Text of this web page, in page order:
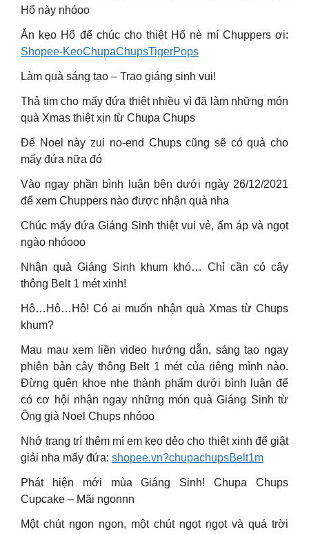
Hổ này nhóoo
Ăn kẹo Hổ để chúc cho thiệt Hổ nè mí Chuppers ơi:
Shopee-KeoChupaChupsTigerPops
Làm quà sáng tạo – Trao giáng sinh vui!
Thả tim cho mấy đứa thiệt nhiều vì đã làm những món
quà Xmas thiệt xịn từ Chupa Chups
Để Noel này zui no-end Chups cũng sẽ có quà cho
mấy đứa nữa đó
Vào ngay phần bình luận bên dưới ngày 26/12/2021
để xem Chuppers nào được nhận quà nha
Chúc mấy đứa Giáng Sinh thiệt vui vẻ, ấm áp và ngọt
ngào nhóooo
Nhận quà Giáng Sinh khum khó… Chỉ cần có cây
thông Belt 1 mét xinh!
Hô…Hô…Hô! Có ai muốn nhận quà Xmas từ Chups
khum?
Mau mau xem liền video hướng dẫn, sáng tạo ngay
phiên bản cây thông Belt 1 mét của riêng mình nào.
Đừng quên khoe nhẹ thành phẩm dưới bình luận để
có cơ hội nhận ngay những món quà Giáng Sinh từ
Ông già Noel Chups nhóoo
Nhớ trang trí thêm mí em kẹo dẻo cho thiệt xinh để giật
giải nha mấy đứa: shopee.vn?chupachupsBelt1m
Phát hiện mới mùa Giáng Sinh! Chupa Chups
Cupcake – Mãi ngonnn
Một chút ngon ngon, một chút ngọt ngọt và quá trời